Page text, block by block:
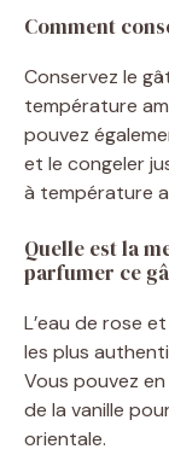
Comment
Conservez le
température
pouvez
et le congeler
à température
Quelle est la
parfumer ce
L’eau de rose
les plus
Vous pouvez
de la vanille
orientale.